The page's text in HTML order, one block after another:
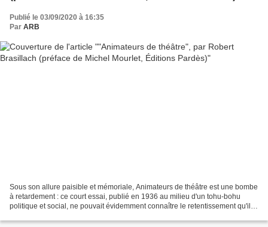
Publié le 03/09/2020 à 16:35
Par ARB
Sous son allure paisible et mémoriale, Animateurs de théâtre est une bombe
à retardement : ce court essai, publié en 1936 au milieu d'un tohu-bohu
politique et social, ne pouvait évidemment connaître le retentissement qu'il